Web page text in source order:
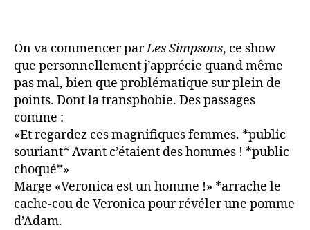
On va commencer parLes Simpsons, ce show
que personnellement j’apprécie quand même
pas mal, bien que problématique sur plein de
points. Dont la transphobie. Des passages
comme :
«Et regardez ces magnifiques femmes. *public
souriant* Avant c’étaient des hommes ! *public
choqué*»
Marge «Veronica est un homme !» *arrache le
cache-cou de Veronica pour révéler une pomme
d’Adam.